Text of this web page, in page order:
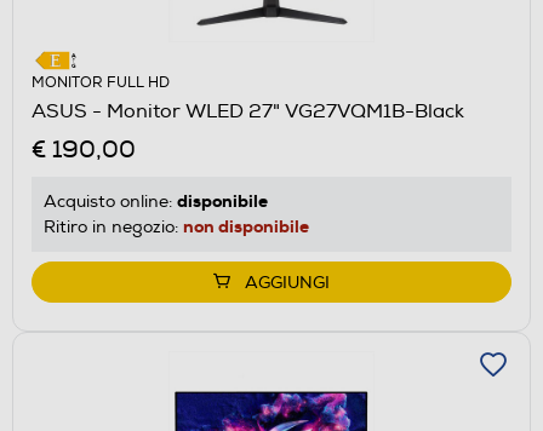
MONITOR FULL HD
ASUS - Monitor WLED 27" VG27VQM1B-Black
€ 190,00
Acquisto online: disponibile
Ritiro in negozio: non disponibile
AGGIUNGI